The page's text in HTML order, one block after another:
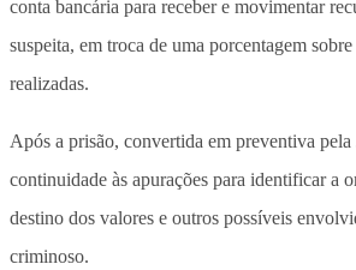
conta bancária para receber e movimentar
suspeita, em troca de uma porcentagem sobre
realizadas.
Após a prisão, convertida em preventiva
continuidade às apurações para identificar a
destino dos valores e outros possíveis
criminoso.